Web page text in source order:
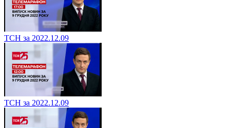
ТСН за 2022.12.09
ТСН за 2022.12.09